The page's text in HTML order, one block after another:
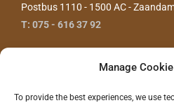
Manage
To provide the best experiences, we use
Postbus 1110 - 1500 AC -
T: 075 - 616 37 92